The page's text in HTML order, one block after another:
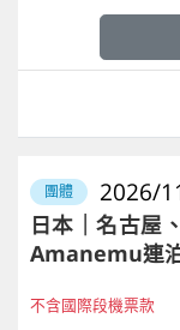
團體 2026/
日本｜名古屋
Amanemu連
不含國際段機票款